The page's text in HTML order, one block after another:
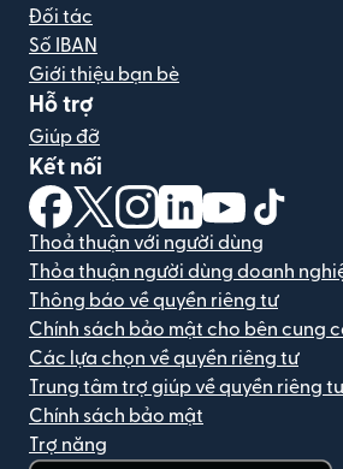
Đối tác
Số IBAN
Giới thiệu bạn bè
Hỗ trợ
Giúp đỡ
Kết nối
(mở trong cửa sổ mới)
(mở trong cửa sổ mới)
(mở trong cửa sổ mới)
(mở trong cửa
(mở trong
Thoả thuận với người dùng
Thỏa thuận người dùng doanh
Thông báo về quyền riêng tư
Chính sách bảo mật cho bên cung
Các lựa chọn về quyền riêng tư
Trung tâm trợ giúp về quyền riêng tư
Chính sách bảo mật
Trợ năng